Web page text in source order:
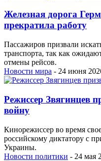
Железная дорога
прекратила работу
Пассажиров призвали
транспорта, так как
отмены рейсов.
Новости мира - 24 июня
Режиссер Звягинцев
войну
Кинорежиссер во время
российскому диктатору с
Украины.
Новости политики - 24 мая